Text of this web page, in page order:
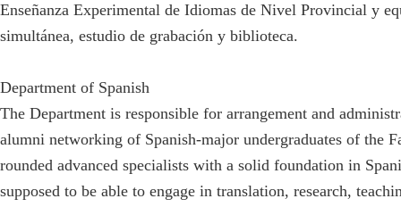
Enseñanza Experimental de Idiomas de Nivel Provincial y
simultánea, estudio de grabación y biblioteca.
Department of Spanish
The Department is responsible for arrangement and
alumni networking of Spanish-major undergraduates of the
rounded advanced specialists with a solid foundation in
supposed to be able to engage in translation, research,